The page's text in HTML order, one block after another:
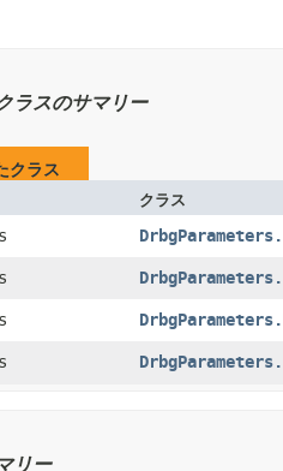
ラスのサマリー
クラス
クラス
リー